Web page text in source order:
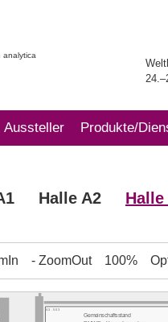
Aussteller Produkte/
Halle A2 Halle
- ZoomOut 100%
A3.503
Gemeinschaftsstand